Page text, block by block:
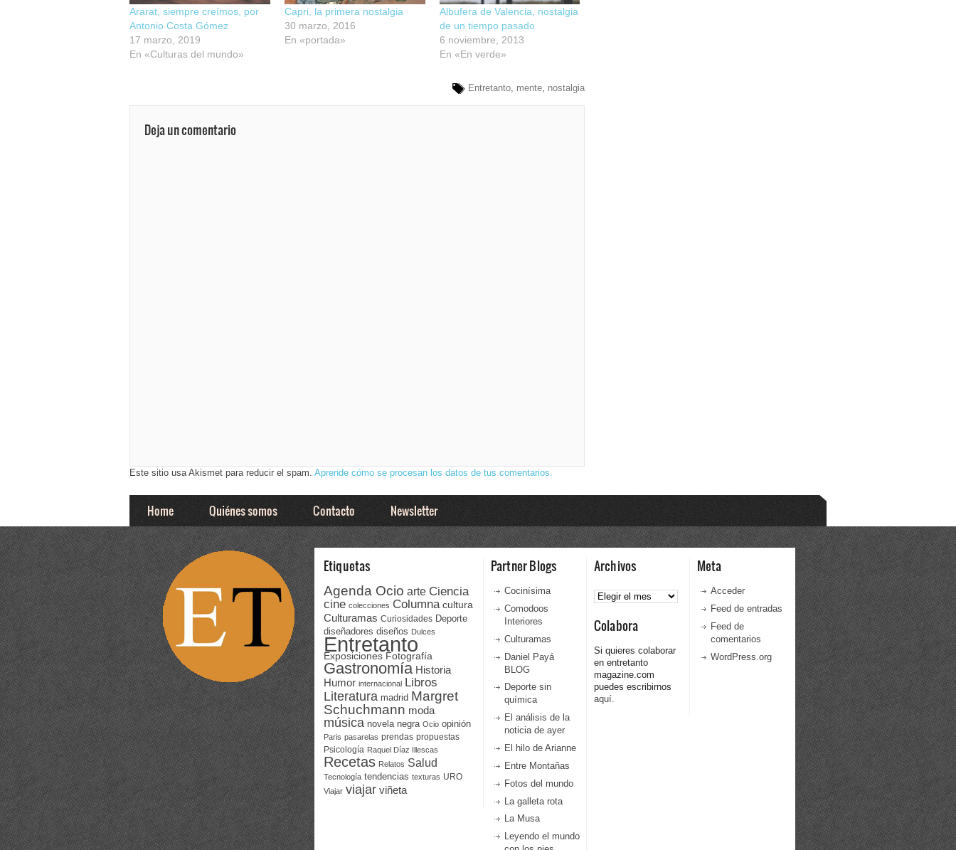
Ararat, siempre creímos, por
Antonio Costa Gómez
17 marzo, 2019
En «Culturas del mundo»
Capri, la primera nostalgia
30 marzo, 2016
En «portada»
Albufera de Valencia, nostalgia
de un tiempo pasado
6 noviembre, 2013
En «En verde»
Entretanto, mente, nostalgia
Deja un comentario
Este sitio usa Akismet para reducir el spam. Aprende cómo se procesan los datos de tus comentarios.
Home Quiénes somos Contacto Newsletter
Etiquetas
Agenda Ocio arte Ciencia
cine colecciones Columna cultura
Culturamas Curiosidades Deporte
diseñadores diseños Dulces
Entretanto
Exposiciones Fotografía
Gastronomía Historia
Humor internacional Libros
Literatura madrid Margret
Schuchmann moda
música novela negra Ocio opinión
Paris pasarelas prendas propuestas
Psicología Raquel Díaz Illescas
Recetas Relatos Salud
Tecnología tendencias texturas URO
Viajar viajar viñeta
Partner Blogs
Cocinísima
Comodoos
Interiores
Culturamas
Daniel Payá
BLOG
Deporte sin
química
El análisis de la
noticia de ayer
El hilo de Arianne
Entre Montañas
Fotos del mundo
La galleta rota
La Musa
Leyendo el mundo
Archivos
Archivos
Colabora
Si quieres colaborar
en entretanto
magazine.com
puedes escribirnos
aquí.
Meta
Acceder
Feed de entradas
Feed de
comentarios
WordPress.org